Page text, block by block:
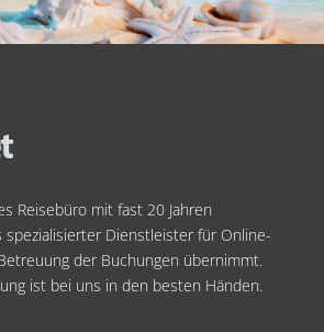
Reisebüro mit fast 20 Jahren
spezialisierter Dienstleister für Online-
der Buchungen übernimmt.
ist bei uns in den besten Händen.